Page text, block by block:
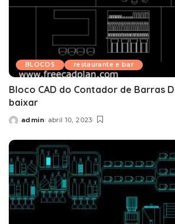
BLOCOS restaurante e bar
Bloco CAD do Contador de Barras
baixar
Posted
admin abril 10, 2023